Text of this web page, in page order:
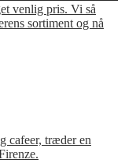
venlig pris. Vi så
sortiment og nå
cafeer, træder en